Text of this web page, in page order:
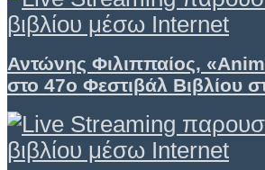
Αντώνης Φιλιππαίος,
στο 47ο Φεστιβάλ Βιβλίου